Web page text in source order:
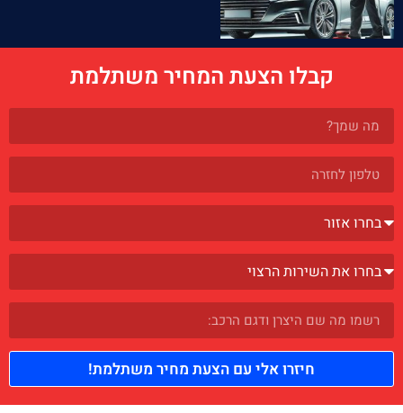
קבלו הצעת המחיר משתלמת
חיזרו אלי עם הצעת מחיר משתלמת!